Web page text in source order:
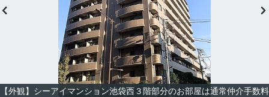
【外観】シーアイマンション池袋西３階部分のお部屋は通常仲介手数料